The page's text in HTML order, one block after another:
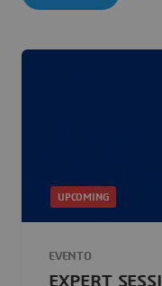
UPCOMING
EVENTO
EXPERT